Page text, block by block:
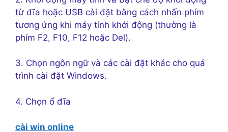
từ đĩa hoặc USB cài đặt bằng cách nhấn phím
tương ứng khi máy tính khởi động (thường là
phím F2, F10, F12 hoặc Del).
3. Chọn ngôn ngữ và các cài đặt khác cho quá
trình cài đặt Windows.
4. Chọn ổ đĩa
cài win online